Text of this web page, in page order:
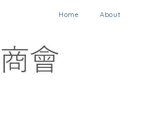
Home About